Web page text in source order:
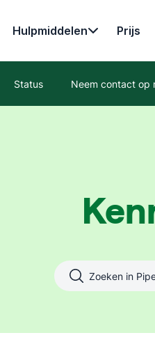
Hulpmiddelen Prijs
Status Neem contact op